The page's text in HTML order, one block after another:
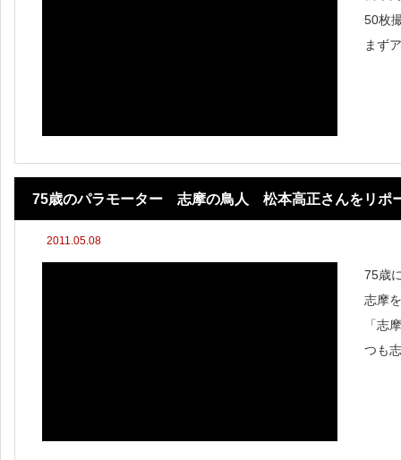
50枚
まず
75歳のパラモーター 志摩の鳥人 松本高正さんをリポ
2011.05.08
75歳
志摩
「志
つも